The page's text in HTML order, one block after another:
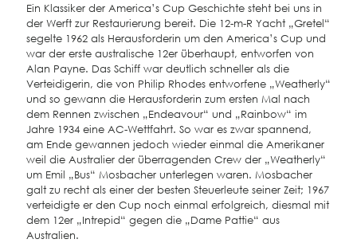
Ein Klassiker der America’s Cup Geschichte steht bei uns in
der Werft zur Restaurierung bereit. Die 12-m-R Yacht „Gretel“
segelte 1962 als Herausforderin um den America’s Cup und
war der erste australische 12er überhaupt, entworfen von
Alan Payne. Das Schiff war deutlich schneller als die
Verteidigerin, die von Philip Rhodes entworfene „Weatherly“
und so gewann die Herausforderin zum ersten Mal nach
dem Rennen zwischen „Endeavour“ und „Rainbow“ im
Jahre 1934 eine AC-Wettfahrt. So war es zwar spannend,
am Ende gewannen jedoch wieder einmal die Amerikaner
weil die Australier der überragenden Crew der „Weatherly“
um Emil „Bus“ Mosbacher unterlegen waren. Mosbacher
galt zu recht als einer der besten Steuerleute seiner Zeit; 1967
verteidigte er den Cup noch einmal erfolgreich, diesmal mit
dem 12er „Intrepid“ gegen die „Dame Pattie“ aus
Australien.